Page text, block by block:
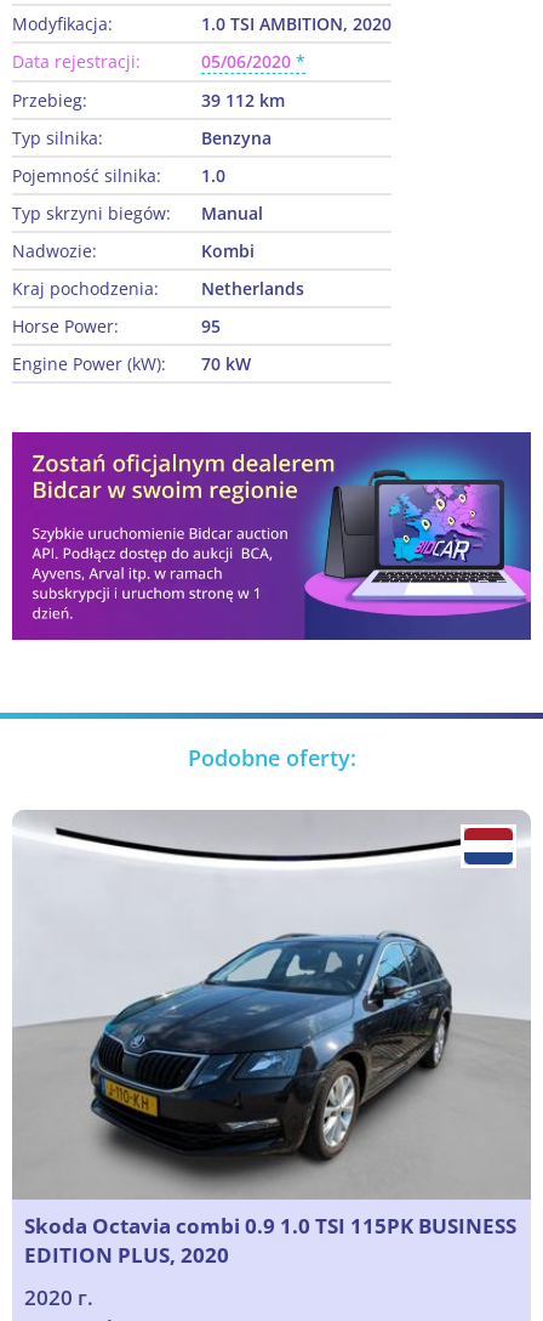
Modyfikacja:
1.0 TSI AMBITION, 2020
Data rejestracji:
05/06/2020
Przebieg:
39 112 km
Typ silnika:
Benzyna
Pojemność silnika:
1.0
Typ skrzyni biegów:
Manual
Nadwozie:
Kombi
Kraj pochodzenia:
Netherlands
Horse Power:
95
Engine Power (kW):
70 kW
Podobne oferty:
Skoda Octavia combi 0.9 1.0 TSI 115PK BUSINESS
EDITION PLUS, 2020
2020 г.